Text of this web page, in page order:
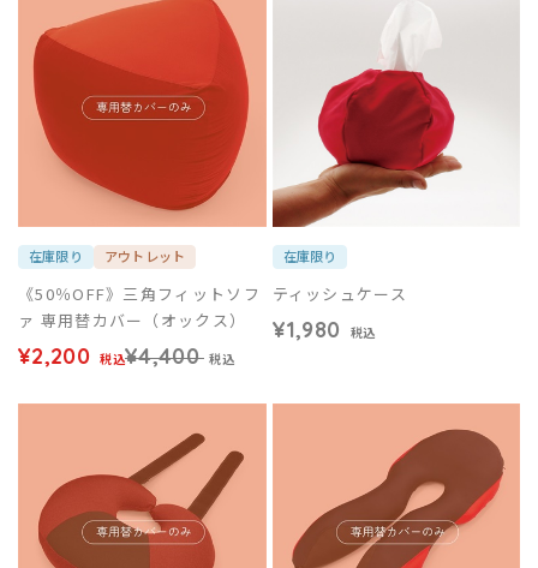
在庫限り アウトレット
《50％OFF》三角フィットソフ
ァ 専用替カバー（オックス）
¥2,200 税込¥4,400 税込
在庫限り
ティッシュケース
¥1,980 税込